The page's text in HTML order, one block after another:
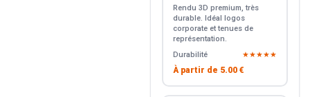
Rendu 3D premium, très
durable. Idéal logos
corporate et tenues de
représentation.
Durabilité
★★★★★
À partir de 5.00 €